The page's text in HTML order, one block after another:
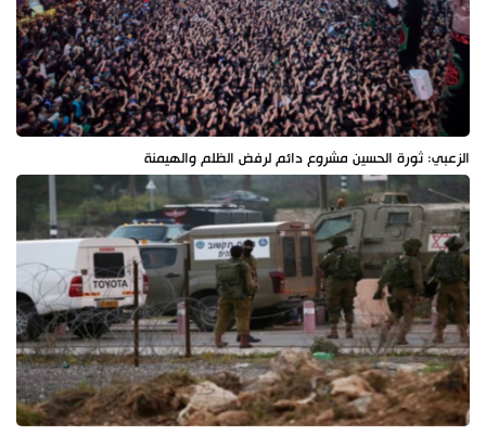
الزعبي: ثورة الحسين مشروع دائم لرفض الظلم والهيمنة